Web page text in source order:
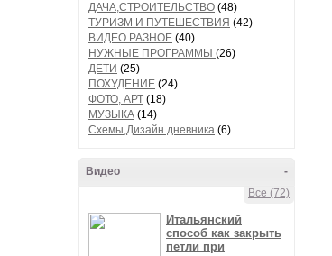
ДАЧА,СТРОИТЕЛЬСТВО (48)
ТУРИЗМ И ПУТЕШЕСТВИЯ (42)
ВИДЕО РАЗНОЕ (40)
НУЖНЫЕ ПРОГРАММЫ (26)
ДЕТИ (25)
ПОХУДЕНИЕ (24)
ФОТО, АРТ (18)
МУЗЫКА (14)
Схемы,Дизайн дневника (6)
-
Видео
Все (72)
Итальянский
способ как закрыть
петли при